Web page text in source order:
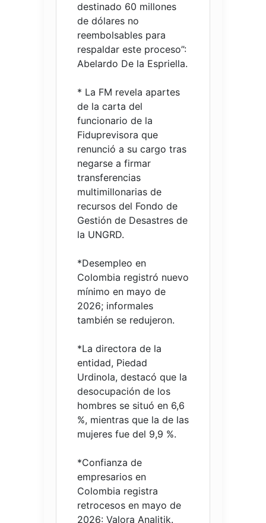
destinado 60 millones
de dólares no
reembolsables para
respaldar este proceso”:
Abelardo De la Espriella.
* La FM revela apartes
de la carta del
funcionario de la
Fiduprevisora que
renunció a su cargo tras
negarse a firmar
transferencias
multimillonarias de
recursos del Fondo de
Gestión de Desastres de
la UNGRD.
*Desempleo en
Colombia registró nuevo
mínimo en mayo de
2026; informales
también se redujeron.
*La directora de la
entidad, Piedad
Urdinola, destacó que la
desocupación de los
hombres se situó en 6,6
%, mientras que la de las
mujeres fue del 9,9 %.
*Confianza de
empresarios en
Colombia registra
retrocesos en mayo de
2026: Valora Analitik.